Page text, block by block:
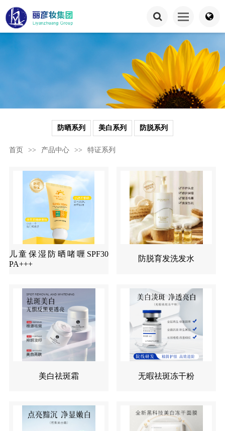
防晒系列 美白系列 防脱系列
首页 >> 产品中心 >> 特证系列
儿童保湿防晒啫喱SPF30
PA+++
防脱育发洗发水
美白祛斑霜 无暇祛斑冻干粉